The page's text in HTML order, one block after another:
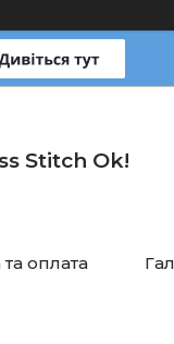
Stitch Ok!
оплата